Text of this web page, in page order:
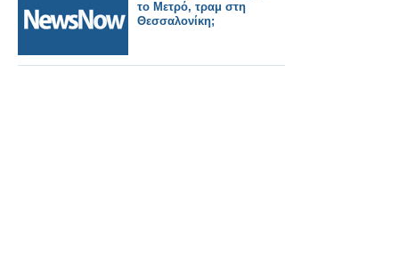
το Μετρό, τραμ στη
Θεσσαλονίκη;